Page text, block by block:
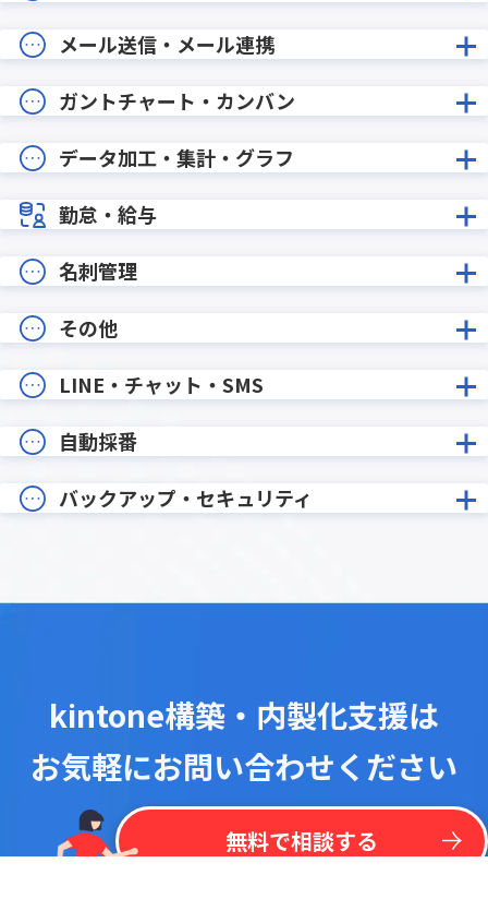
メール送信・メール連携
ガントチャート・カンバン
データ加工・集計・グラフ
勤怠・給与
名刺管理
その他
LINE・チャット・SMS
自動採番
バックアップ・セキュリティ
kintone構築・内製化支援は
お気軽にお問い合わせください
無料で相談する
今なら
最 新リス トを 一括 掲載！
kintone
プラグイン ト